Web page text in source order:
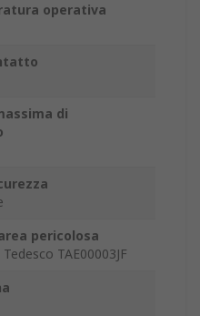
operativa
di
pericolosa
TAE00003JF